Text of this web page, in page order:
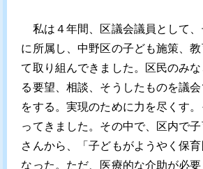
私は４年間、区議会議員として
に所属し、中野区の子ども施策、
て取り組んできました。区民のみ
る要望、相談、そうしたものを議
をする。実現のために力を尽くす
ってきました。その中で、区内で
さんから、「子どもがようやく保
なった。ただ、医療的な介助が必